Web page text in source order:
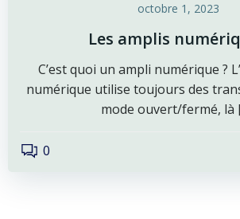
octobre 1, 2023
Les amplis
C’est quoi un ampli numérique ?
numérique utilise toujours des
mode ouvert/fermé, là
0